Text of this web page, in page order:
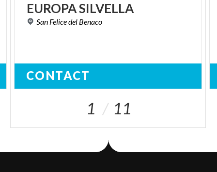
EUROPASILVELLA
San Felicedel Benaco
CONTACT
1 11